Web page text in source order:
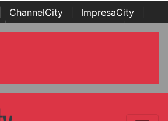
ChannelCity ImpresaCity
| Italian Channel Awards | Italian